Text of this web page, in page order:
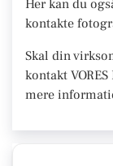
Her kan du
kontakte
Skal din
kontakt
mere